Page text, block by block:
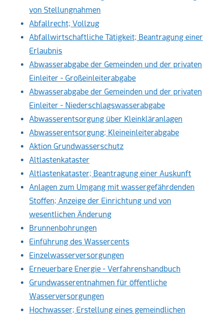
von Stellungnahmen
Abfallrecht; Vollzug
Abfallwirtschaftliche Tätigkeit; Beantragung einer
Erlaubnis
Abwasserabgabe der Gemeinden und der privaten
Einleiter - Großeinleiterabgabe
Abwasserabgabe der Gemeinden und der privaten
Einleiter - Niederschlagswasserabgabe
Abwasserentsorgung über Kleinkläranlagen
Abwasserentsorgung; Kleineinleiterabgabe
Aktion Grundwasserschutz
Altlastenkataster
Altlastenkataster; Beantragung einer Auskunft
Anlagen zum Umgang mit wassergefährdenden
Stoffen; Anzeige der Einrichtung und von
wesentlichen Änderung
Brunnenbohrungen
Einführung des Wassercents
Einzelwasserversorgungen
Erneuerbare Energie - Verfahrenshandbuch
Grundwasserentnahmen für öffentliche
Wasserversorgungen
Hochwasser; Erstellung eines gemeindlichen